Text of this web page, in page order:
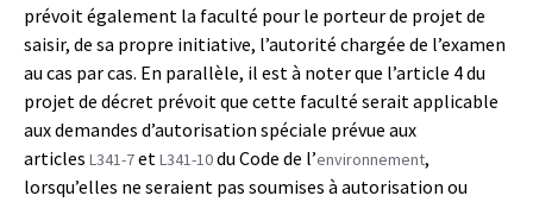
prévoit également la faculté pour le porteur de projet de
saisir, de sa propre initiative, l’autorité chargée de l’examen
au cas par cas. En parallèle, il est à noter que l’article 4 du
projet de décret prévoit que cette faculté serait applicable
aux demandes d’autorisation spéciale prévue aux
articles L341-7etL341-10du Code de l’environnement,
lorsqu’elles ne seraient pas soumises à autorisation ou